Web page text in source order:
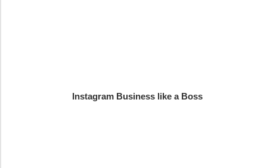
Instagram Business like a Boss